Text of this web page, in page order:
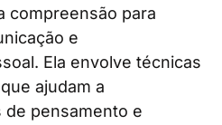
compreensão para
e
Ela envolve técnicas
ajudam a
pensamento e